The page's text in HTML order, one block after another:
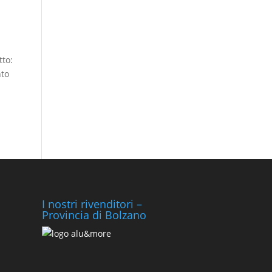
I nostri rivenditori –
Provincia di Bolzano